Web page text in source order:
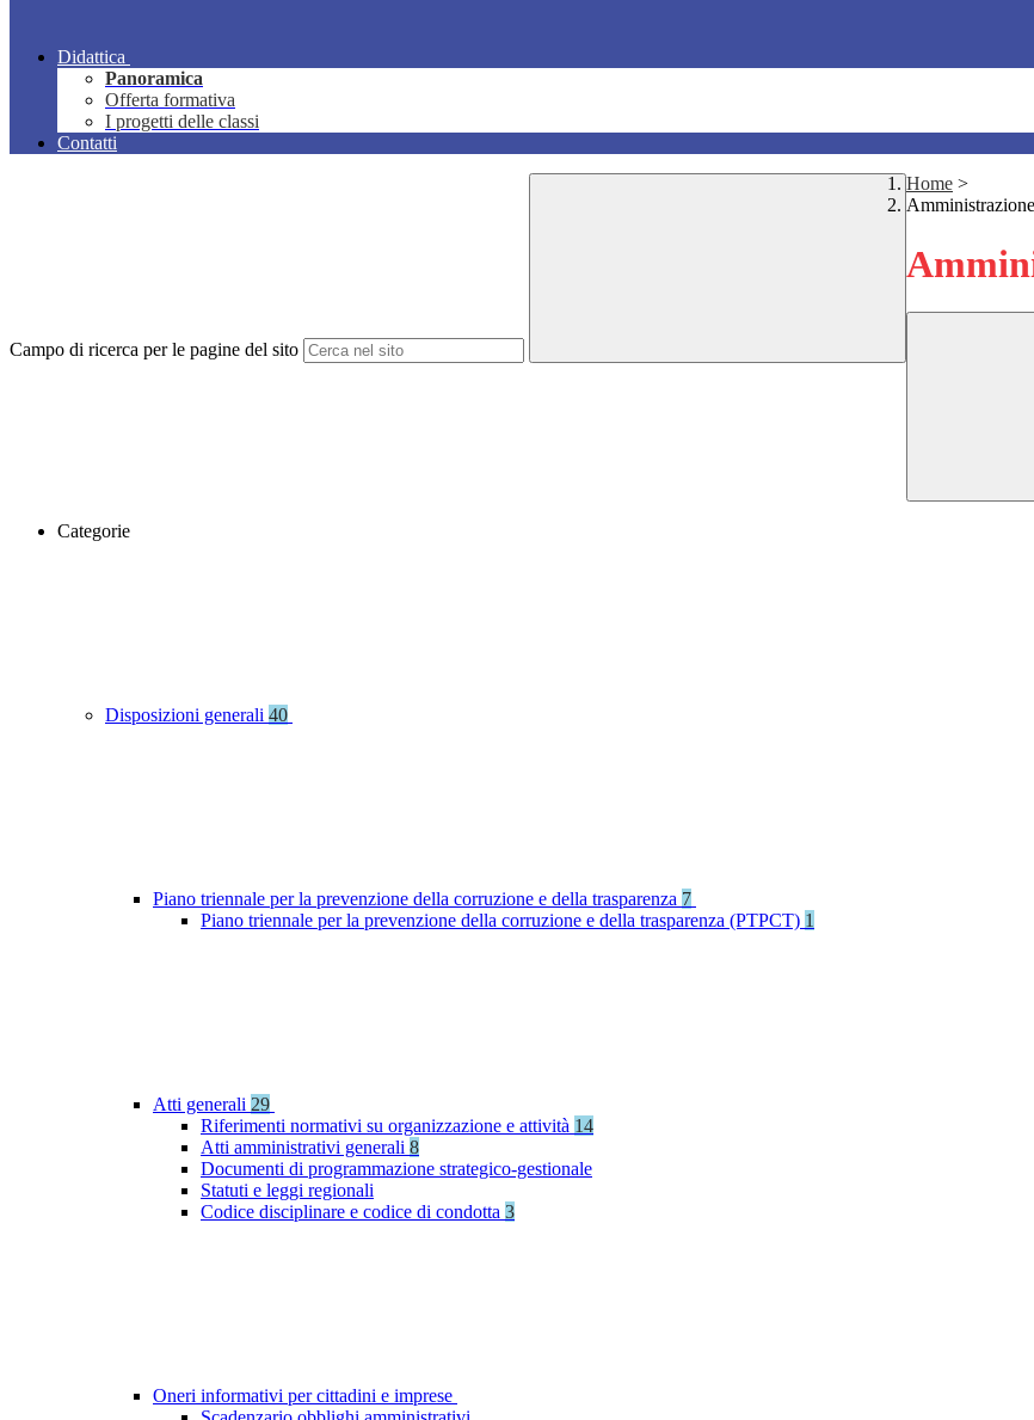
Didattica
Panoramica
Offerta formativa
I progetti delle classi
Contatti
Campo di ricerca per le pagine del sito
Home >
Categorie
Disposizioni generali 40
Piano triennale per la prevenzione della corruzione e della trasparenza 7
Piano triennale per la prevenzione della corruzione e della trasparenza (PTPCT) 1
Atti generali 29
Riferimenti normativi su organizzazione e attività 14
Atti amministrativi generali 8
Documenti di programmazione strategico-gestionale
Statuti e leggi regionali
Codice disciplinare e codice di condotta 3
Oneri informativi per cittadini e imprese